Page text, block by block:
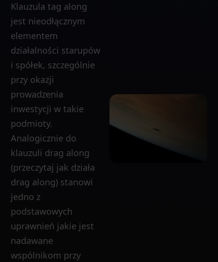
Klauzula tag along
jest nieodłącznym
elementem
działalności starupów
i spółek, szczególnie
przy okazji
prowadzenia
inwestycji w takie
podmioty.
Analogicznie do
klauzuli drag along
(przeczytaj jak działa
drag along) stanowi
jedno z
podstawowych
uprawnień jakie jest
nadawane
wspólnikom przy